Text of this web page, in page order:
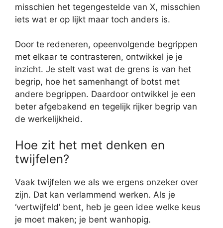
misschien het tegengestelde van X, misschien
iets wat er op lijkt maar toch anders is.
Door te redeneren, opeenvolgende begrippen
met elkaar te contrasteren, ontwikkel je je
inzicht. Je stelt vast wat de grens is van het
begrip, hoe het samenhangt of botst met
andere begrippen. Daardoor ontwikkel je een
beter afgebakend en tegelijk rijker begrip van
de werkelijkheid.
Hoe zit het met denken en
twijfelen?
Vaak twijfelen we als we ergens onzeker over
zijn. Dat kan verlammend werken. Als je
‘vertwijfeld’ bent, heb je geen idee welke keus
je moet maken; je bent wanhopig.